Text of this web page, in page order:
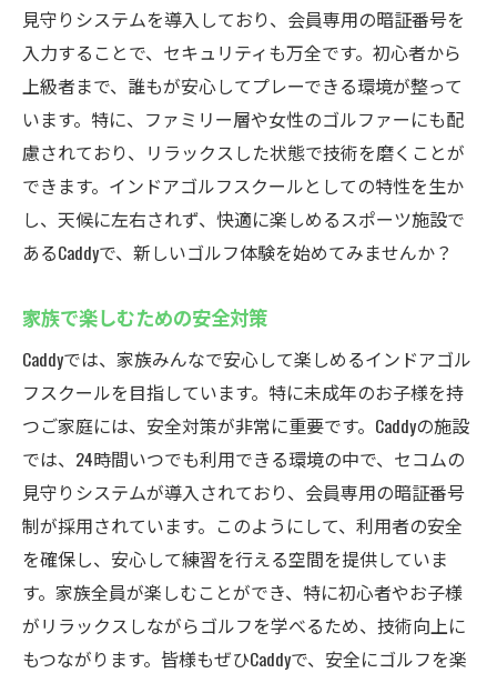
見守りシステムを導入しており、会員専用の暗証番号を
入力することで、セキュリティも万全です。初心者から
上級者まで、誰もが安心してプレーできる環境が整って
います。特に、ファミリー層や女性のゴルファーにも配
慮されており、リラックスした状態で技術を磨くことが
できます。インドアゴルフスクールとしての特性を生か
し、天候に左右されず、快適に楽しめるスポーツ施設で
あるCaddyで、新しいゴルフ体験を始めてみませんか？
家族で楽しむための安全対策
Caddyでは、家族みんなで安心して楽しめるインドアゴル
フスクールを目指しています。特に未成年のお子様を持
つご家庭には、安全対策が非常に重要です。Caddyの施設
では、24時間いつでも利用できる環境の中で、セコムの
見守りシステムが導入されており、会員専用の暗証番号
制が採用されています。このようにして、利用者の安全
を確保し、安心して練習を行える空間を提供していま
す。家族全員が楽しむことができ、特に初心者やお子様
がリラックスしながらゴルフを学べるため、技術向上に
もつながります。皆様もぜひCaddyで、安全にゴルフを楽